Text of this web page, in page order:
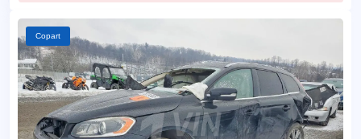
Copart